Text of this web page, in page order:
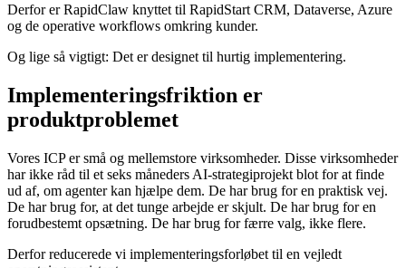
Derfor er RapidClaw knyttet til RapidStart CRM, Dataverse, Azure
og de operative workflows omkring kunder.
Og lige så vigtigt: Det er designet til hurtig implementering.
Implementeringsfriktion er
produktproblemet
Vores ICP er små og mellemstore virksomheder. Disse virksomheder
har ikke råd til et seks måneders AI-strategiprojekt blot for at finde
ud af, om agenter kan hjælpe dem. De har brug for en praktisk vej.
De har brug for, at det tunge arbejde er skjult. De har brug for en
forudbestemt opsætning. De har brug for færre valg, ikke flere.
Derfor reducerede vi implementeringsforløbet til en vejledt